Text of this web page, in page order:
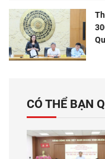
CÓ THỂ BẠN